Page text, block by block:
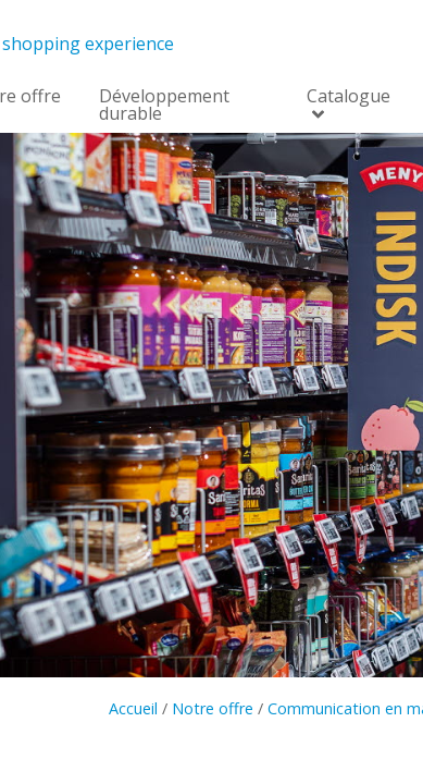
experience
offre Développement
durable
Catalogue
Accueil / Notre offre / Communication en